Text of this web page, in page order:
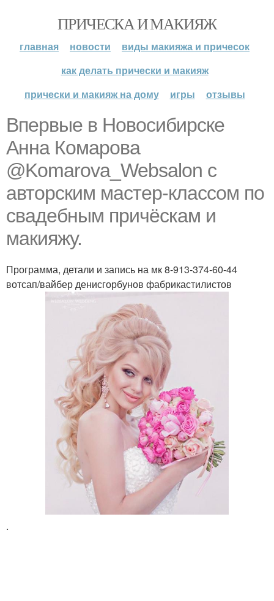
ПРИЧЕСКА И МАКИЯЖ
главная новости
виды макияжа и причесок
как делать прически и макияж
прически и макияж на дому
игры отзывы
Впервые в Новосибирске
Анна Комарова
@Komarova_Websalon с
авторским мастер-классом по
свадебным причёскам и
макияжу.
Программа, детали и запись на мк 8-913-374-60-44
вотсап/вайбер денисгорбунов фабрикастилистов
.